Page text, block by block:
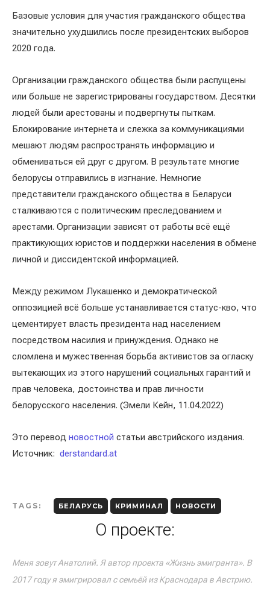
Базовые условия для участия гражданского общества
значительно ухудшились после президентских выборов
2020 года.
Организации гражданского общества были распущены
или больше не зарегистрированы государством. Десятки
людей были арестованы и подвергнуты пыткам.
Блокирование интернета и слежка за коммуникациями
мешают людям распространять информацию и
обмениваться ей друг с другом. В результате многие
белорусы отправились в изгнание. Немногие
представители гражданского общества в Беларуси
сталкиваются с политическим преследованием и
арестами. Организации зависят от работы всё ещё
практикующих юристов и поддержки населения в обмене
личной и диссидентской информацией.
Между режимом Лукашенко и демократической
оппозицией всё больше устанавливается статус-кво, что
цементирует власть президента над населением
посредством насилия и принуждения. Однако не
сломлена и мужественная борьба активистов за огласку
вытекающих из этого нарушений социальных гарантий и
прав человека, достоинства и прав личности
белорусского населения. (Эмели Кейн, 11.04.2022)
Это перевод новостной статьи австрийского издания.
Источник: derstandard.at
TAGS: БЕЛАРУСЬ КРИМИНАЛ НОВОСТИ
О проекте:
Меня зовут Анатолий. Я автор проекта «Жизнь эмигранта». В
2017 году я эмигрировал с семьёй из Краснодара в Австрию.